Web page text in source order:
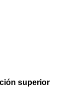
superior